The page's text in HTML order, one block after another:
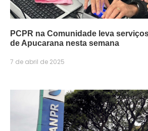
PCPR na Comunidade leva
de Apucarana nesta semana
7 de abril de 2025